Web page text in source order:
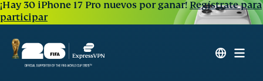
¡Hay 30 iPhone 17 Pro nuevos por ganar!Regístrate para
participar